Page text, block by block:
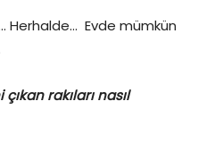
Herhalde… Evde mümkün
rakıları nasıl